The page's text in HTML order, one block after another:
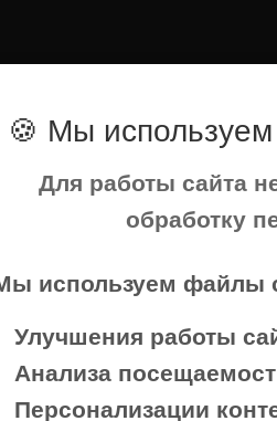
🍪 Мы
Для работы сайта
обработку
используем файлы
Улучшения работы
Анализа
Персонализации